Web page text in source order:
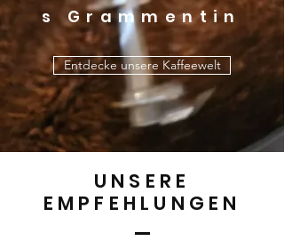
s Grammentin
Entdecke unsere Kaffeewelt
UNSERE
EMPFEHLUNGEN